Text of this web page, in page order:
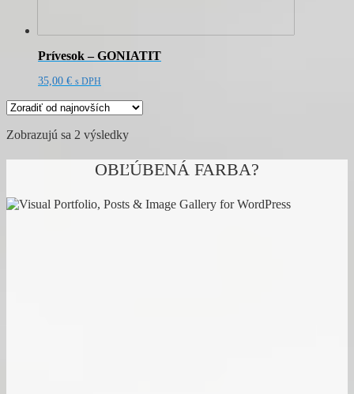
Prívesok – GONIATIT
35,00 € s DPH
Zobrazujú sa 2 výsledkyZoradené
najnovších
OBĽÚBENÁ FARBA?